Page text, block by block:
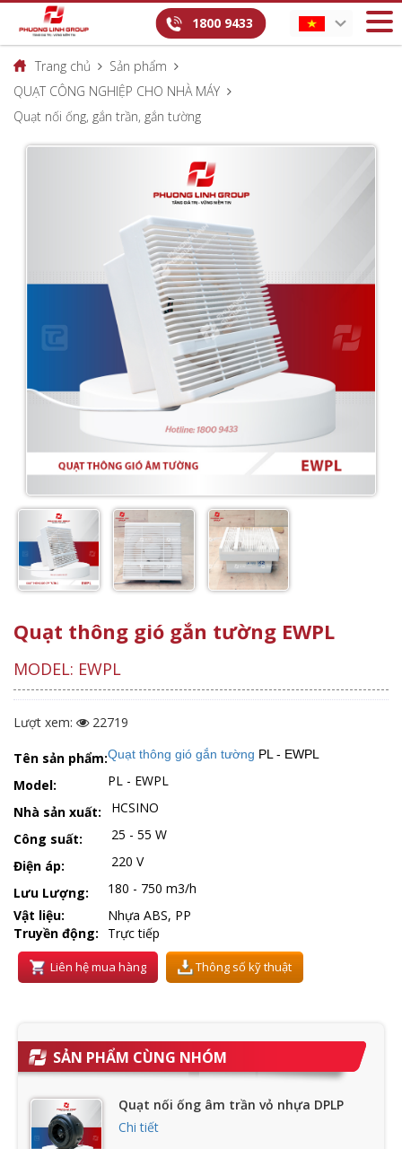
1800 9433
Trang chủ
Sản phẩm
QUẠT CÔNG NGHIỆP CHO NHÀ MÁY
Quạt nối ống, gắn trần, gắn tường
Quạt thông gió gắn tường EWPL
MODEL: EWPL
Lượt xem: 22719
Tên sản phẩm:Quạt thông gió gắn tường PL - EWPL
Model:
PL - EWPL
Nhà sản xuất:
HCSINO
Công suất:
25 - 55 W
Điện áp:
220 V
Lưu Lượng:
180 - 750 m3/h
Vật liệu:
Nhựa ABS, PP
Truyền động:
Trực tiếp
Liên hệ mua hàng Thông số kỹ thuật
SẢN PHẨM CÙNG NHÓM
Quạt nối ống âm trần vỏ nhựa DPLP
Chi tiết